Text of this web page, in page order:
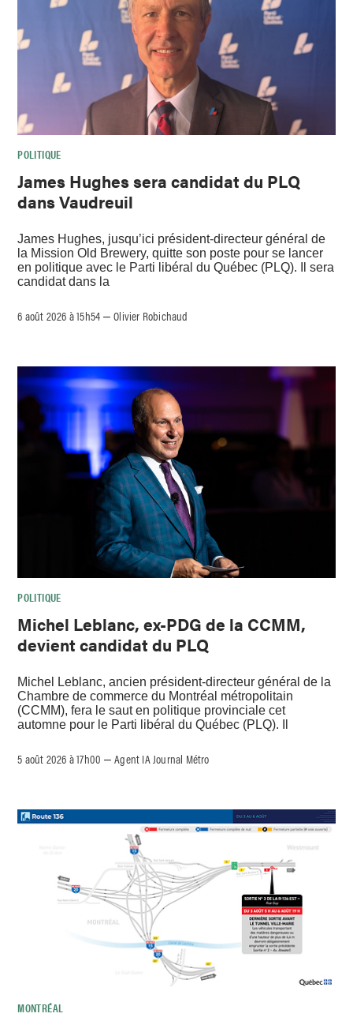
POLITIQUE
James Hughes sera candidat du PLQ
dans Vaudreuil
James Hughes, jusqu’ici président-directeur général de
la Mission Old Brewery, quitte son poste pour se lancer
en politique avec le Parti libéral du Québec (PLQ). Il sera
candidat dans la
6 août 2026 à 15h54 –Olivier Robichaud
POLITIQUE
Michel Leblanc, ex-PDG de la CCMM,
devient candidat du PLQ
Michel Leblanc, ancien président-directeur général de la
Chambre de commerce du Montréal métropolitain
(CCMM), fera le saut en politique provinciale cet
automne pour le Parti libéral du Québec (PLQ). Il
5 août 2026 à 17h00 –Agent IA Journal Métro
MONTRÉAL